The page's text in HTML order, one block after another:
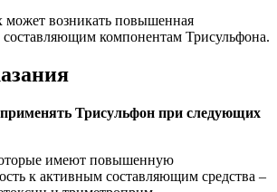
возникать повышенная
составляющим компонентам Трисульфона.
Трисульфон при следующих
имеют повышенную
к активным составляющим средства –